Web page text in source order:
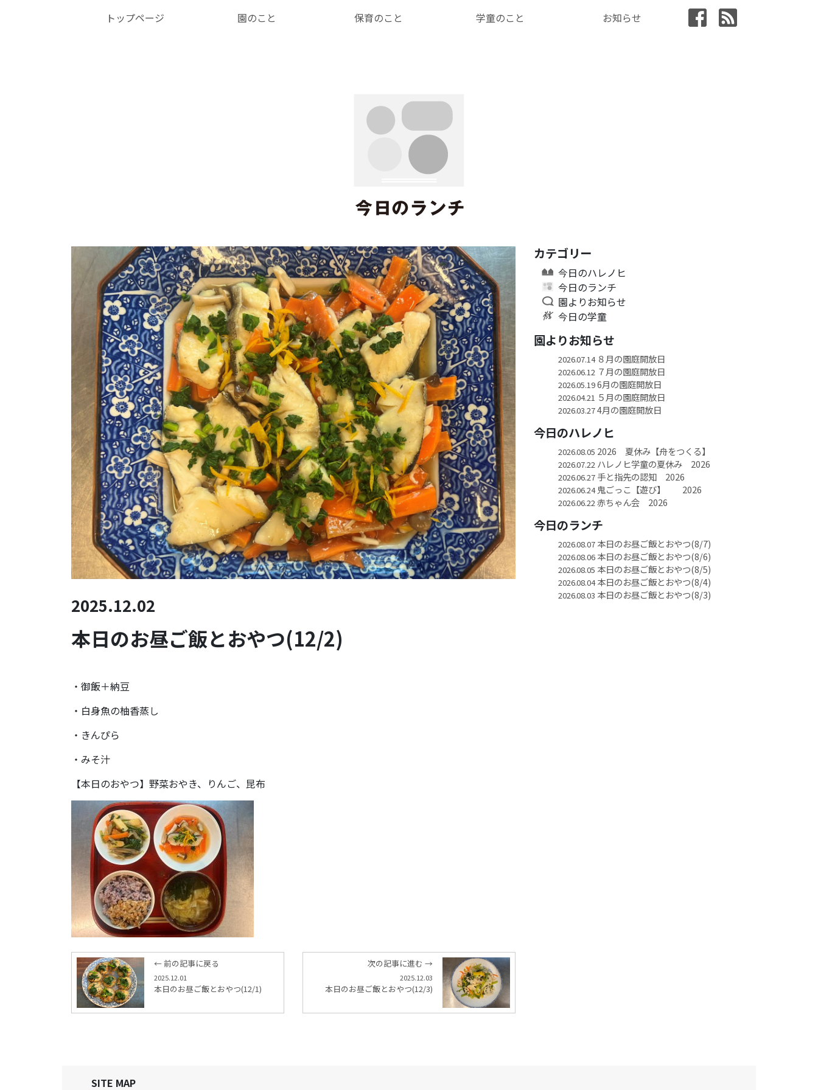
トップページ 園のこと 保育のこと 学童のこと お知らせ
2025.12.02
本日のお昼ご飯とおやつ(12/2)
・御飯＋納豆
・白身魚の柚香蒸し
・きんぴら
・みそ汁
【本日のおやつ】野菜おやき、りんご、昆布
← 前の記事に戻る
2025.12.01
本日のお昼ご飯とおやつ(12/1)
次の記事に進む →
2025.12.03
本日のお昼ご飯とおやつ(12/3)
カテゴリー
今日のハレノヒ
今日のランチ
園よりお知らせ
今日の学童
園よりお知らせ
2026.07.14８月の園庭開放日
2026.06.12 ７月の園庭開放日
2026.05.196月の園庭開放日
2026.04.21 ５月の園庭開放日
2026.03.274月の園庭開放日
今日のハレノヒ
2026.08.05 2026 夏休み【舟をつくる】
2026.07.22 ハレノヒ学童の夏休み 2026
2026.06.27手と指先の認知 2026
2026.06.24鬼ごっこ【遊び】 2026
2026.06.22 赤ちゃん会 2026
今日のランチ
2026.08.07本日のお昼ご飯とおやつ(8/7)
2026.08.06本日のお昼ご飯とおやつ(8/6)
2026.08.05 本日のお昼ご飯とおやつ(8/5)
2026.08.04本日のお昼ご飯とおやつ(8/4)
2026.08.03 本日のお昼ご飯とおやつ(8/3)
SITE MAP